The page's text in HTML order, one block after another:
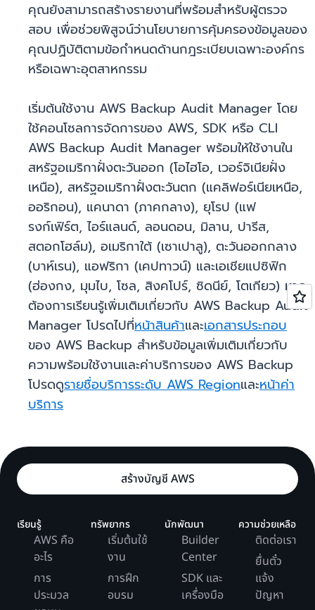
คุณยังสามารถสร้างรายงานที่พร้อมสำหรับผู้ตรวจ
สอบ เพื่อช่วยพิสูจน์ว่านโยบายการคุ้มครองข้อมูลของ
คุณปฏิบัติตามข้อกำหนดด้านกฎระเบียบเฉพาะองค์กร
หรือเฉพาะอุตสาหกรรม
เริ่มต้นใช้งาน AWS Backup Audit Manager โดย
ใช้คอนโซลการจัดการของ AWS, SDK หรือ CLI
AWS Backup Audit Manager พร้อมให้ใช้งานใน
สหรัฐอเมริกาฝั่งตะวันออก (โอไฮโอ, เวอร์จิเนียฝั่ง
เหนือ), สหรัฐอเมริกาฝั่งตะวันตก (แคลิฟอร์เนียเหนือ,
ออริกอน), แคนาดา (ภาคกลาง), ยุโรป (แฟ
รงก์เฟิร์ต, ไอร์แลนด์, ลอนดอน, มิลาน, ปารีส,
สตอกโฮล์ม), อเมริกาใต้ (เซาเปาลู), ตะวันออกกลาง
(บาห์เรน), แอฟริกา (เคปทาวน์) และเอเชียแปซิฟิก
(ฮ่องกง, มุมไบ, โซล, สิงคโปร์, ซิดนีย์, โตเกียว) หาก
ต้องการเรียนรู้เพิ่มเติมเกี่ยวกับ AWS Backup Audit
Manager โปรดไปที่หน้าสินค้าและเอกสารประกอบ
ของ AWS Backup สำหรับข้อมูลเพิ่มเติมเกี่ยวกับ
ความพร้อมใช้งานและค่าบริการของ AWS Backup
โปรดดูรายชื่อบริการระดับ AWS Regionและหน้าค่า
บริการ
สร้างบัญชี AWS
เรียนรู้
AWS คือ
อะไร
การ
ประมวล
ทรัพยากร
เริ่มต้นใช้
งาน
การฝึก
อบรม
นักพัฒนา
Builder
Center
SDK และ
เครื่องมือ
ความช่วยเหลือ
ติดต่อเรา
ยื่นตั๋ว
แจ้ง
ปัญหา